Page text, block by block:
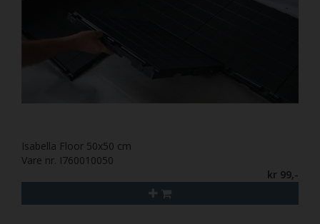
Isabella Floor 50x50 cm
Vare nr. I760010050
kr 99,-